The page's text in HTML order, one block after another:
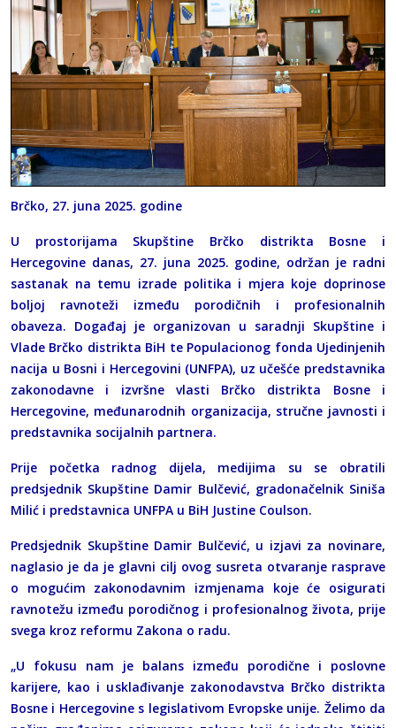
Brčko, 27. juna 2025. godine
U prostorijama Skupštine Brčko distrikta Bosne i
Hercegovine danas, 27. juna 2025. godine, održan je radni
sastanak na temu izrade politika i mjera koje doprinose
boljoj ravnoteži između porodičnih i profesionalnih
obaveza. Događaj je organizovan u saradnji Skupštine i
Vlade Brčko distrikta BiH te Populacionog fonda Ujedinjenih
nacija u Bosni i Hercegovini (UNFPA), uz učešće predstavnika
zakonodavne i izvršne vlasti Brčko distrikta Bosne i
Hercegovine, međunarodnih organizacija, stručne javnosti i
predstavnika socijalnih partnera.
Prije početka radnog dijela, medijima su se obratili
predsjednik Skupštine Damir Bulčević, gradonačelnik Siniša
Milić i predstavnica UNFPA u BiH Justine Coulson.
Predsjednik Skupštine Damir Bulčević, u izjavi za novinare,
naglasio je da je glavni cilj ovog susreta otvaranje rasprave
o mogućim zakonodavnim izmjenama koje će osigurati
ravnotežu između porodičnog i profesionalnog života, prije
svega kroz reformu Zakona o radu.
„U fokusu nam je balans između porodične i poslovne
karijere, kao i usklađivanje zakonodavstva Brčko distrikta
Bosne i Hercegovine s legislativom Evropske unije. Želimo da